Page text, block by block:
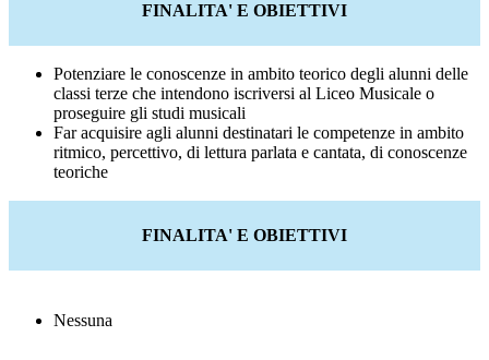
FINALITA' E OBIETTIVI
Potenziare le conoscenze in ambito teorico degli alunni delle
classi terze che intendono iscriversi al Liceo Musicale o
proseguire gli studi musicali
Far acquisire agli alunni destinatari le competenze in ambito
ritmico, percettivo, di lettura parlata e cantata, di conoscenze
teoriche
FINALITA' E OBIETTIVI
Nessuna